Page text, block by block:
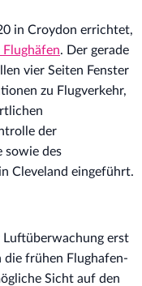
in Croydon errichtet,
Flughäfen. Der gerade
vier Seiten Fenster
zu Flugverkehr,
der
sowie des
Cleveland eingeführt.
Luftüberwachung erst
die frühen Flughafen-
Sicht auf den